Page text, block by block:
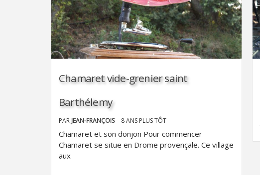
Chamaret vide-grenier saint
Barthélemy
PAR JEAN-FRANÇOIS 8 ANS PLUS TÔT
Chamaret et son donjon Pour commencer
Chamaret se situe en Drome provençale. Ce village
aux